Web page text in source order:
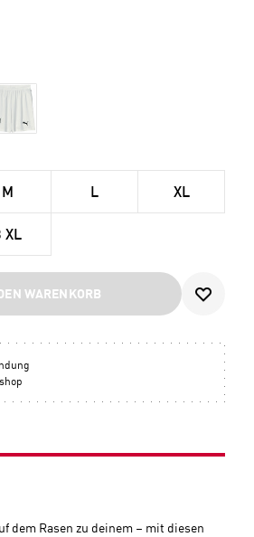
M L XL
XL
WARENKORB
dem Rasen zu deinem – mit diesen